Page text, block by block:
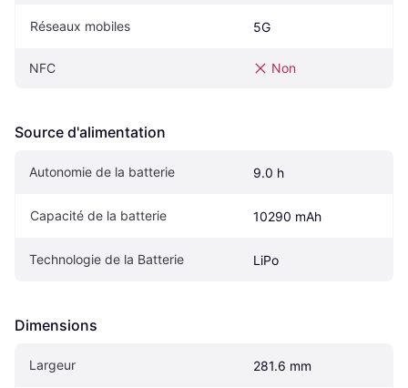
Réseaux mobiles 5G
NFC Non
Source d'alimentation
Autonomie de la batterie 9.0 h
Capacité de la batterie 10290 mAh
Technologie de la Batterie LiPo
Dimensions
Largeur 281.6 mm